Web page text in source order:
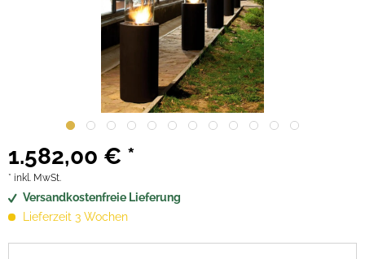
1.582,00 € *
* inkl. MwSt.
Versandkostenfreie Lieferung
Lieferzeit 3 Wochen